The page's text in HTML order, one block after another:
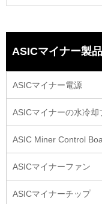
ASICマイナー製品
ASICマイナー電源
ASICマイナーの水冷却
ASIC Miner Control
ASICマイナーファン
ASICマイナーチップ